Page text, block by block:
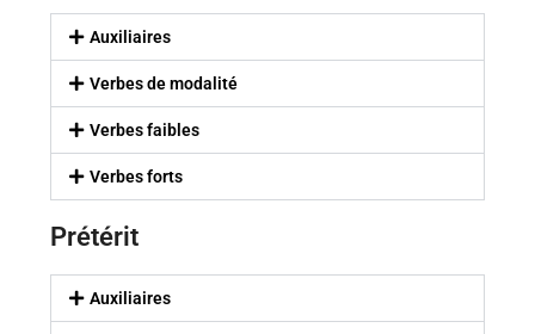
Auxiliaires
Verbes de modalité
Verbes faibles
Verbes forts
Prétérit
Auxiliaires